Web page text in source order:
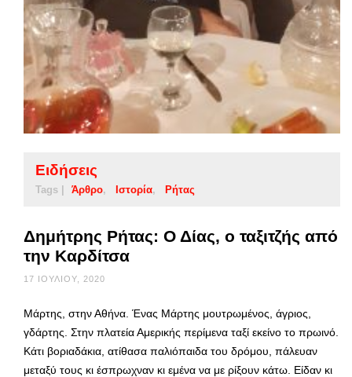
Ειδήσεις
Tags | Άρθρο Ιστορία Ρήτας
Δημήτρης Ρήτας: Ο Δίας, ο ταξιτζής από
την Καρδίτσα
17 ΙΟΥΛΊΟΥ, 2020
Μάρτης, στην Αθήνα. Ένας Μάρτης μουτρωμένος, άγριος,
γδάρτης. Στην πλατεία Αμερικής περίμενα ταξί εκείνο το πρωινό.
Κάτι βοριαδάκια, ατίθασα παλιόπαιδα του δρόμου, πάλευαν
μεταξύ τους κι έσπρωχναν κι εμένα να με ρίξουν κάτω. Είδαν κι